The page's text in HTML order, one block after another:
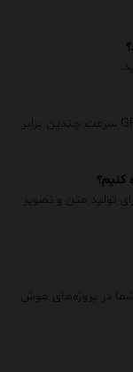
روی CPU معمولی هم قابل قبول است، اما روی GPU سرعت چندین برابر
تولید متن و تصویر
در پروژه‌های هوش